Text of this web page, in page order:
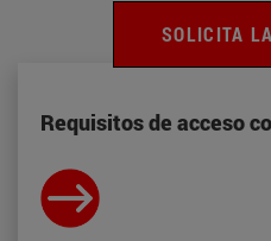
SOLICITA
Requisitos de acceso